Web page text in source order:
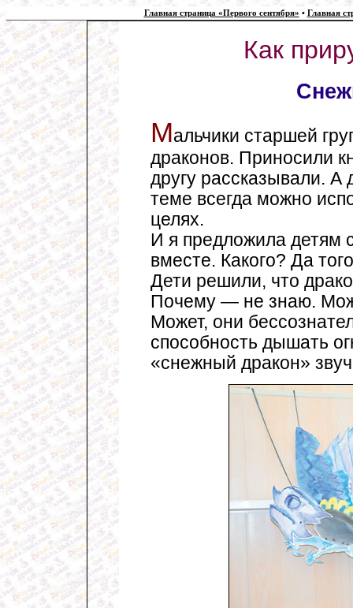
Главная страница «Первого сентября» • Главная
Как
Мальчики старшей
драконов. Приносили
другу рассказывали. А
теме всегда можно
целях.
И я предложила детям
вместе. Какого? Да
Дети решили, что
Почему — не знаю.
Может, они
способность дышать
«снежный дракон»